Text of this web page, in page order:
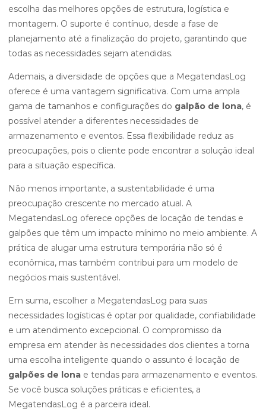
escolha das melhores opções de estrutura, logística e
montagem. O suporte é contínuo, desde a fase de
planejamento até a finalização do projeto, garantindo que
todas as necessidades sejam atendidas.
Ademais, a diversidade de opções que a MegatendasLog
oferece é uma vantagem significativa. Com uma ampla
gama de tamanhos e configurações do galpão de lona, é
possível atender a diferentes necessidades de
armazenamento e eventos. Essa flexibilidade reduz as
preocupações, pois o cliente pode encontrar a solução ideal
para a situação específica.
Não menos importante, a sustentabilidade é uma
preocupação crescente no mercado atual. A
MegatendasLog oferece opções de locação de tendas e
galpões que têm um impacto mínimo no meio ambiente. A
prática de alugar uma estrutura temporária não só é
econômica, mas também contribui para um modelo de
negócios mais sustentável.
Em suma, escolher a MegatendasLog para suas
necessidades logísticas é optar por qualidade, confiabilidade
e um atendimento excepcional. O compromisso da
empresa em atender às necessidades dos clientes a torna
uma escolha inteligente quando o assunto é locação de
galpões de lona e tendas para armazenamento e eventos.
Se você busca soluções práticas e eficientes, a
MegatendasLog é a parceira ideal.